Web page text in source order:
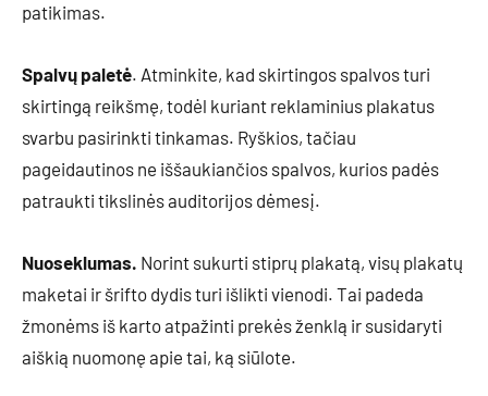
patikimas.
Spalvų paletė. Atminkite, kad skirtingos spalvos turi
skirtingą reikšmę, todėl kuriant reklaminius plakatus
svarbu pasirinkti tinkamas. Ryškios, tačiau
pageidautinos ne iššaukiančios spalvos, kurios padės
patraukti tikslinės auditorijos dėmesį.
Nuoseklumas. Norint sukurti stiprų plakatą, visų plakatų
maketai ir šrifto dydis turi išlikti vienodi. Tai padeda
žmonėms iš karto atpažinti prekės ženklą ir susidaryti
aiškią nuomonę apie tai, ką siūlote.